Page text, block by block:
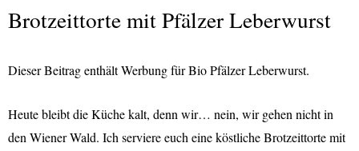
Brotzeittorte mit Pfälzer Leberwurst
Dieser Beitrag enthält Werbung für Bio Pfälzer Leberwurst.
Heute bleibt die Küche kalt, denn wir… nein, wir gehen nicht in
den Wiener Wald. Ich serviere euch eine köstliche Brotzeittorte mit